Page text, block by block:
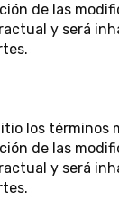
de las
y será
los términos
de las
y será